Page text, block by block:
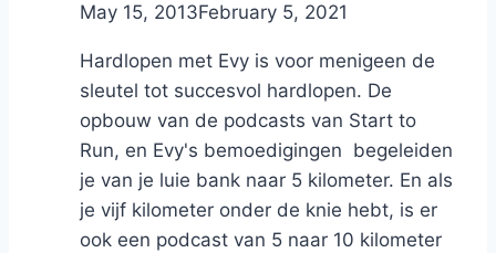
ByNicole
May 15, 2013February 5, 2021
Hardlopen met Evy is voor menigeen de
sleutel tot succesvol hardlopen. De
opbouw van de podcasts van Start to
Run, en Evy's bemoedigingen begeleiden
je van je luie bank naar 5 kilometer. En als
je vijf kilometer onder de knie hebt, is er
ook een podcast van 5 naar 10 kilometer